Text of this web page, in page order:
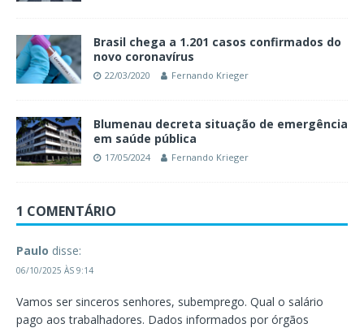
Brasil chega a 1.201 casos confirmados do
novo coronavírus
22/03/2020 Fernando Krieger
Blumenau decreta situação de emergência
em saúde pública
17/05/2024 Fernando Krieger
1 COMENTÁRIO
Paulo disse:
06/10/2025 ÀS 9:14
Vamos ser sinceros senhores, subemprego. Qual o salário
pago aos trabalhadores. Dados informados por órgãos